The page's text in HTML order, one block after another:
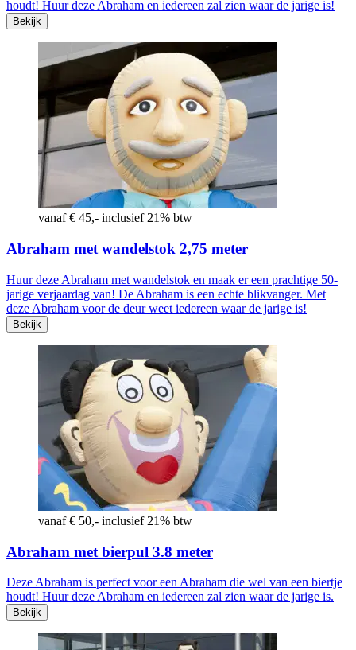
houdt! Huur deze Abraham en iedereen zal zien waar de jarige is!
Bekijk
vanaf € 45,- inclusief 21% btw
Abraham met wandelstok 2,75 meter
Huur deze Abraham met wandelstok en maak er een prachtige 50-
jarige verjaardag van! De Abraham is een echte blikvanger. Met
deze Abraham voor de deur weet iedereen waar de jarige is!
Bekijk
vanaf € 50,- inclusief 21% btw
Abraham met bierpul 3.8 meter
Deze Abraham is perfect voor een Abraham die wel van een biertje
houdt! Huur deze Abraham en iedereen zal zien waar de jarige is.
Bekijk